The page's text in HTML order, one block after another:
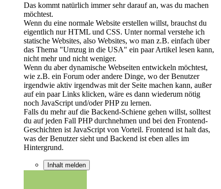
Das kommt natürlich immer sehr darauf an, was du machen
möchtest.
Wenn du eine normale Website erstellen willst, brauchst du
eigentlich nur HTML und CSS. Unter normal verstehe ich
statische Websites, also Websites, wo man z.B. einfach über
das Thema "Umzug in die USA" ein paar Artikel lesen kann,
nicht mehr und nicht weniger.
Wenn du aber dynamische Webseiten entwickeln möchtest,
wie z.B. ein Forum oder andere Dinge, wo der Benutzer
irgendwie aktiv irgendwas mit der Seite machen kann, außer
auf ein paar Links klicken, wäre es dann wiederum nötig
noch JavaScript und/oder PHP zu lernen.
Falls du mehr auf die Backend-Schiene gehen willst, solltest
du auf jeden Fall PHP durchnehmen und bei den Frontend-
Geschichten ist JavaScript von Vorteil. Frontend ist halt das,
was der Benutzer sieht und Backend ist eben alles im
Hintergrund.
Inhalt melden